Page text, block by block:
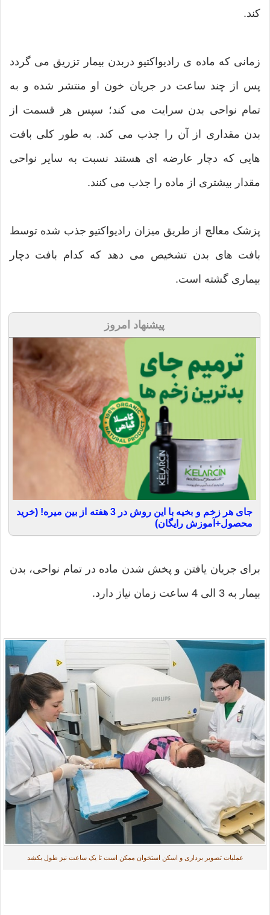
کند.
زمانی که ماده ی رادیواکتیو دربدن بیمار تزریق می گردد
پس از چند ساعت در جریان خون او منتشر شده و به
تمام نواحی بدن سرایت می کند؛ سپس هر قسمت از
بدن مقداری از آن را جذب می کند. به طور کلی بافت
هایی که دچار عارضه ای هستند نسبت به سایر نواحی
مقدار بیشتری از ماده را جذب می کنند.
پزشک معالج از طریق میزان رادیواکتیو جذب شده توسط
بافت های بدن تشخیص می دهد که کدام بافت دچار
بیماری گشته است.
پیشنهاد امروز
جای هر زخم و بخیه با این روش در 3 هفته از بین میره! (خرید
محصول+آموزش رایگان)
برای جریان یافتن و پخش شدن ماده در تمام نواحی، بدن
بیمار به 3 الی 4 ساعت زمان نیاز دارد.
عملیات تصویر برداری و اسکن استخوان ممکن است تا یک ساعت نیز طول بکشد